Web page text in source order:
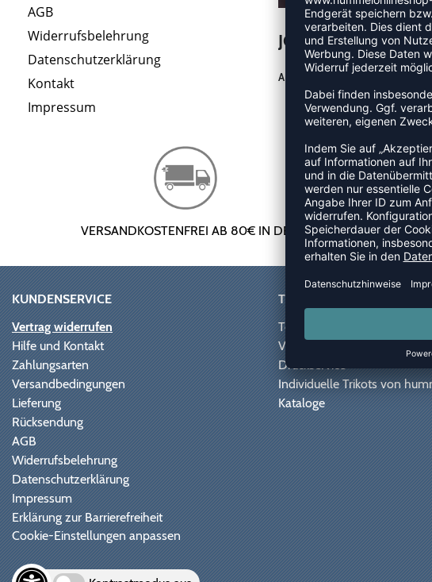
AGB
Widerrufsbelehrung
Datenschutzerklärung
Kontakt
Impressum
JOBANGEBOTE
AKTUELL SIND KEINE
VERSANDKOSTENFREI AB 80€ IN DE
KUNDENSERVICE
Vertrag widerrufen
Hilfe und Kontakt
Zahlungsarten
Versandbedingungen
Lieferung
Rücksendung
AGB
Widerrufsbelehrung
Datenschutzerklärung
Impressum
Erklärung zur Barrierefreiheit
Cookie-Einstellungen anpassen
TEAMSPORT
Teamausrüstung Angebot
Vereinskooperation/Ausrüster
Druckservice
Individuelle Trikots von
Kataloge